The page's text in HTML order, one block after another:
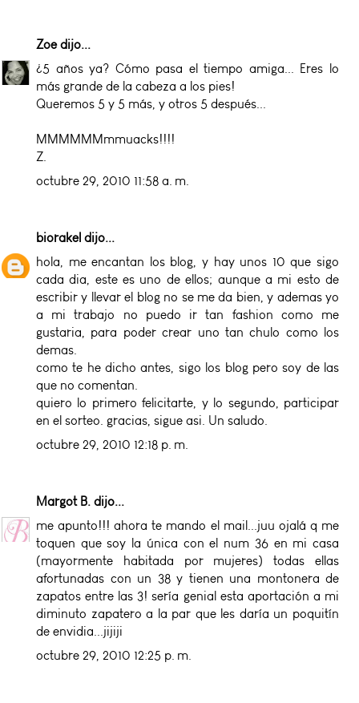
Zoedijo...
¿5 años ya? Cómo pasa el tiempo amiga... Eres lo
más grande de la cabeza a los pies!
Queremos 5 y 5 más, y otros 5 después...
MMMMMMmmuacks!!!!
Z.
octubre 29, 2010 11:58 a. m.
biorakel dijo...
hola, me encantan los blog, y hay unos 10 que sigo
cada dia, este es uno de ellos; aunque a mi esto de
escribir y llevar el blog no se me da bien, y ademas yo
a mi trabajo no puedo ir tan fashion como me
gustaria, para poder crear uno tan chulo como los
demas.
como te he dicho antes, sigo los blog pero soy de las
que no comentan.
quiero lo primero felicitarte, y lo segundo, participar
en el sorteo. gracias, sigue asi. Un saludo.
octubre 29, 2010 12:18 p. m.
Margot B. dijo...
me apunto!!! ahora te mando el mail...juu ojalá q me
toquen que soy la única con el num 36 en mi casa
(mayormente habitada por mujeres) todas ellas
afortunadas con un 38 y tienen una montonera de
zapatos entre las 3! sería genial esta aportación a mi
diminuto zapatero a la par que les daría un poquitín
de envidia...jijiji
octubre 29, 2010 12:25 p. m.